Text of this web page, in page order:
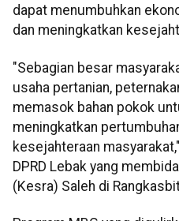
dapat menumbuhkan
dan meningkatkan
"Sebagian besar
usaha pertanian,
memasok bahan pokok
meningkatkan
kesejahteraan
DPRD Lebak yang
(Kesra) Saleh di